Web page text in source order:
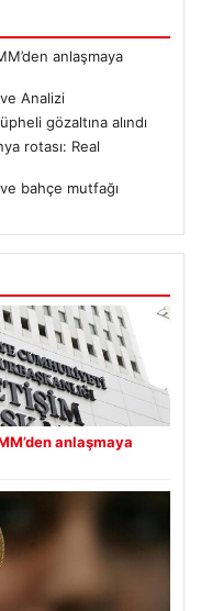
anlaşmaya
Analizi
gözaltına alındı
rotası: Real
bahçe mutfağı
anlaşmaya